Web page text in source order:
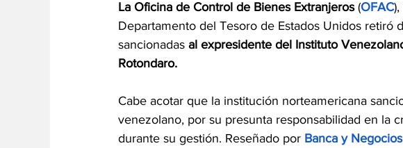
La Oficina de Control de Bienes Extranjeros (OFAC
Departamento del Tesoro de Estados Unidos retiró
sancionadas al expresidente del Instituto
Rotondaro.
Cabe acotar que la institución norteamericana
venezolano, por su presunta responsabilidad en la
durante su gestión. Reseñado por Banca y Negocios